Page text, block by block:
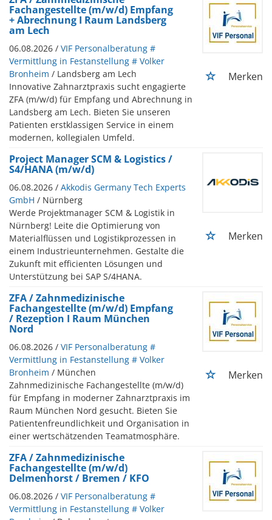
Fachangestellte (m/w/d) Empfang
+ Abrechnung I Raum Landsberg
am Lech
06.08.2026 / VIF Personalberatung #
Vermittlung in Festanstellung # Volker
Bronheim / Landsberg am Lech
Innovative Zahnarztpraxis sucht engagierte
ZFA (m/w/d) für Empfang und Abrechnung in
Landsberg am Lech. Bieten Sie unseren
Patienten erstklassigen Service in einem
modernen, kollegialen Umfeld.
Merken
Project Manager SCM & Logistics /
S4/HANA (m/w/d)
06.08.2026 / Akkodis Germany Tech Experts
GmbH / Nürnberg
Werde Projektmanager SCM & Logistik in
Nürnberg! Leite die Optimierung von
Materialflüssen und Logistikprozessen in
einem Industrieunternehmen. Gestalte die
Zukunft mit efficienten Lösungen und
Unterstützung bei SAP S/4HANA.
Merken
ZFA / Zahnmedizinische
Fachangestellte (m/w/d) Empfang
/ Rezeption I Raum München
Nord
06.08.2026 / VIF Personalberatung #
Vermittlung in Festanstellung # Volker
Bronheim / München
Zahnmedizinische Fachangestellte (m/w/d)
für Empfang in moderner Zahnarztpraxis im
Raum München Nord gesucht. Bieten Sie
Patientenfreundlichkeit und Organisation in
einer wertschätzenden Teamatmosphäre.
Merken
ZFA / Zahnmedizinische
Fachangestellte (m/w/d)
Delmenhorst / Bremen / KFO
06.08.2026 / VIF Personalberatung #
Vermittlung in Festanstellung # Volker